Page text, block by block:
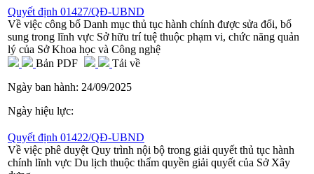
Quyết định 01427/QĐ-UBND
Về việc công bố Danh mục thủ tục hành chính được sửa đổi, bổ
sung trong lĩnh vực Sở hữu trí tuệ thuộc phạm vi, chức năng quản
lý của Sở Khoa học và Công nghệ
Bản PDF
Tải về
Ngày ban hành: 24/09/2025
Ngày hiệu lực:
Quyết định 01422/QĐ-UBND
Về việc phê duyệt Quy trình nội bộ trong giải quyết thủ tục hành
chính lĩnh vực Du lịch thuộc thẩm quyền giải quyết của Sở Xây